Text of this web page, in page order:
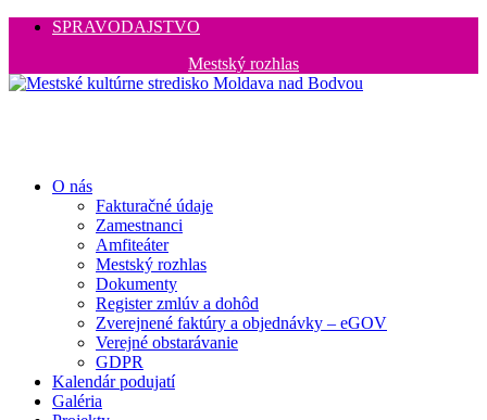
SPRAVODAJSTVO
Mestský rozhlas
O nás
Fakturačné údaje
Zamestnanci
Amfiteáter
Mestský rozhlas
Dokumenty
Register zmlúv a dohôd
Zverejnené faktúry a objednávky – eGOV
Verejné obstarávanie
GDPR
Kalendár podujatí
Galéria